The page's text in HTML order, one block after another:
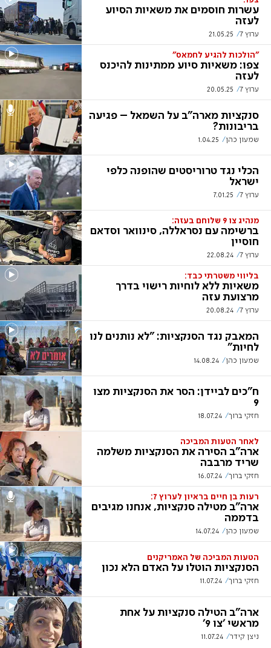
עשרות חוסמים את משאיות הסיוע
לעזה
ערוץ 7 21.05.25
"הולכות להגיע לחמאס"
צפו: משאיות סיוע ממתינות להיכנס
לעזה
ערוץ 7 20.05.25
סנקציות מארה"ב על השמאל – פגיעה
בריבונות?
שמעון כהן 1.04.25
הכלי נגד טרוריסטים שהופנה כלפי
ישראל
ערוץ 7 7.01.25
מנהיג צו 9 שלוחם בעזה:
ברשימה עם נסראללה, סינוואר וסדאם
חוסיין
ערוץ 7 22.08.24
בליווי משטרתי כבד:
משאיות ללא לוחיות רישוי בדרך
מרצועת עזה
ערוץ 7 20.08.24
המאבק נגד הסנקציות: "לא נותנים לנו
לחיות"
שמעון כהן 14.08.24
ח"כים לביידן: הסר את הסנקציות מצו
9
חזקי ברוך 18.07.24
לאחר הטעות המביכה
ארה"ב הסירה את הסנקציות משלמה
שריד מרבבה
חזקי ברוך 16.07.24
רעות בן חיים בראיון לערוץ 7:
ארה"ב מטילה סנקציות, אנחנו מגיבים
בדממה
שמעון כהן 14.07.24
הטעות המביכה של האמריקנים
הסנקציות הוטלו על האדם הלא נכון
חזקי ברוך 11.07.24
ארה"ב הטילה סנקציות על אחת
מראשי 'צו 9'
ניצן קידר 11.07.24